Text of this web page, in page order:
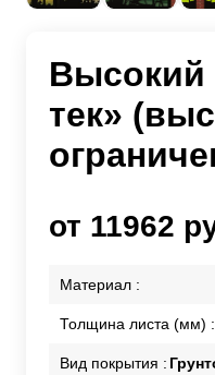
Высокий
тек»
от 11962
Материал :
Толщина листа (мм) :
Вид покрытия :